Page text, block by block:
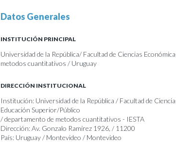
Datos Generales
INSTITUCIÓN PRINCIPAL
Universidad de la República/ Facultad de Ciencias
metodos cuantitativos / Uruguay
DIRECCIÓN INSTITUCIONAL
Institución: Universidad de la República / Facultad de
Educación Superior/Público
/ departamento de metodos cuantitativos - IESTA
Dirección: Av. Gonzalo Ramírez 1926, / 11200
País: Uruguay / Montevideo / Montevideo